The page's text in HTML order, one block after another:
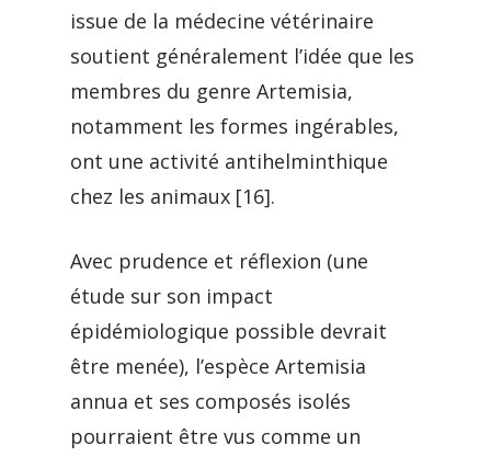
issue de la médecine vétérinaire
soutient généralement l’idée que les
membres du genre Artemisia,
notamment les formes ingérables,
ont une activité antihelminthique
chez les animaux [16].
Avec prudence et réflexion (une
étude sur son impact
épidémiologique possible devrait
être menée), l’espèce Artemisia
annua et ses composés isolés
pourraient être vus comme un